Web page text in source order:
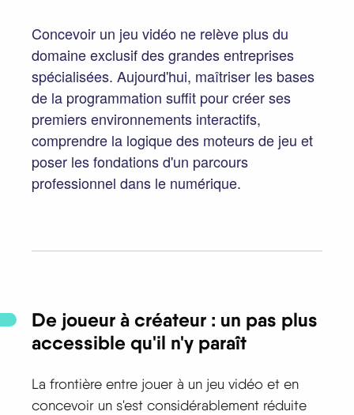
Concevoir un jeu vidéo ne relève plus du
domaine exclusif des grandes entreprises
spécialisées. Aujourd'hui, maîtriser les bases
de la programmation suffit pour créer ses
premiers environnements interactifs,
comprendre la logique des moteurs de jeu et
poser les fondations d'un parcours
professionnel dans le numérique.
De joueur à créateur : un pas plus
accessible qu'il n'y paraît
La frontière entre jouer à un jeu vidéo et en
concevoir un s'est considérablement réduite